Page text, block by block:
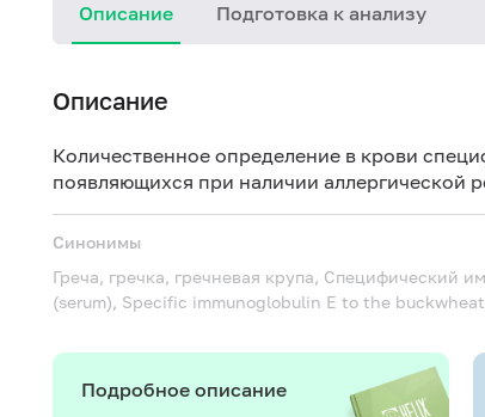
Описание Подготовка к анализу
Описание
Количественное определение в крови
появляющихся при наличии аллергической
Синонимы
Греча, гречка, гречневая крупа, Специфический
(serum), Specific immunoglobulin E to the buckwheat
Подробное описание